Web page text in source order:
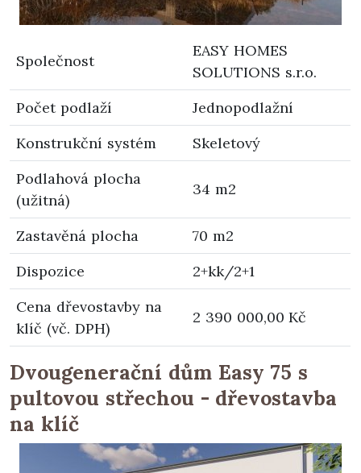
Společnost
EASY HOMES
SOLUTIONS s.r.o.
Počet podlaží
Jednopodlažní
Konstrukční systém
Skeletový
Podlahová plocha
(užitná)
34 m2
Zastavěná plocha
70 m2
Dispozice
2+kk/2+1
Cena dřevostavby na
klíč (vč. DPH)
2 390 000,00 Kč
Dvougenerační dům Easy 75 s
pultovou střechou - dřevostavba
na klíč